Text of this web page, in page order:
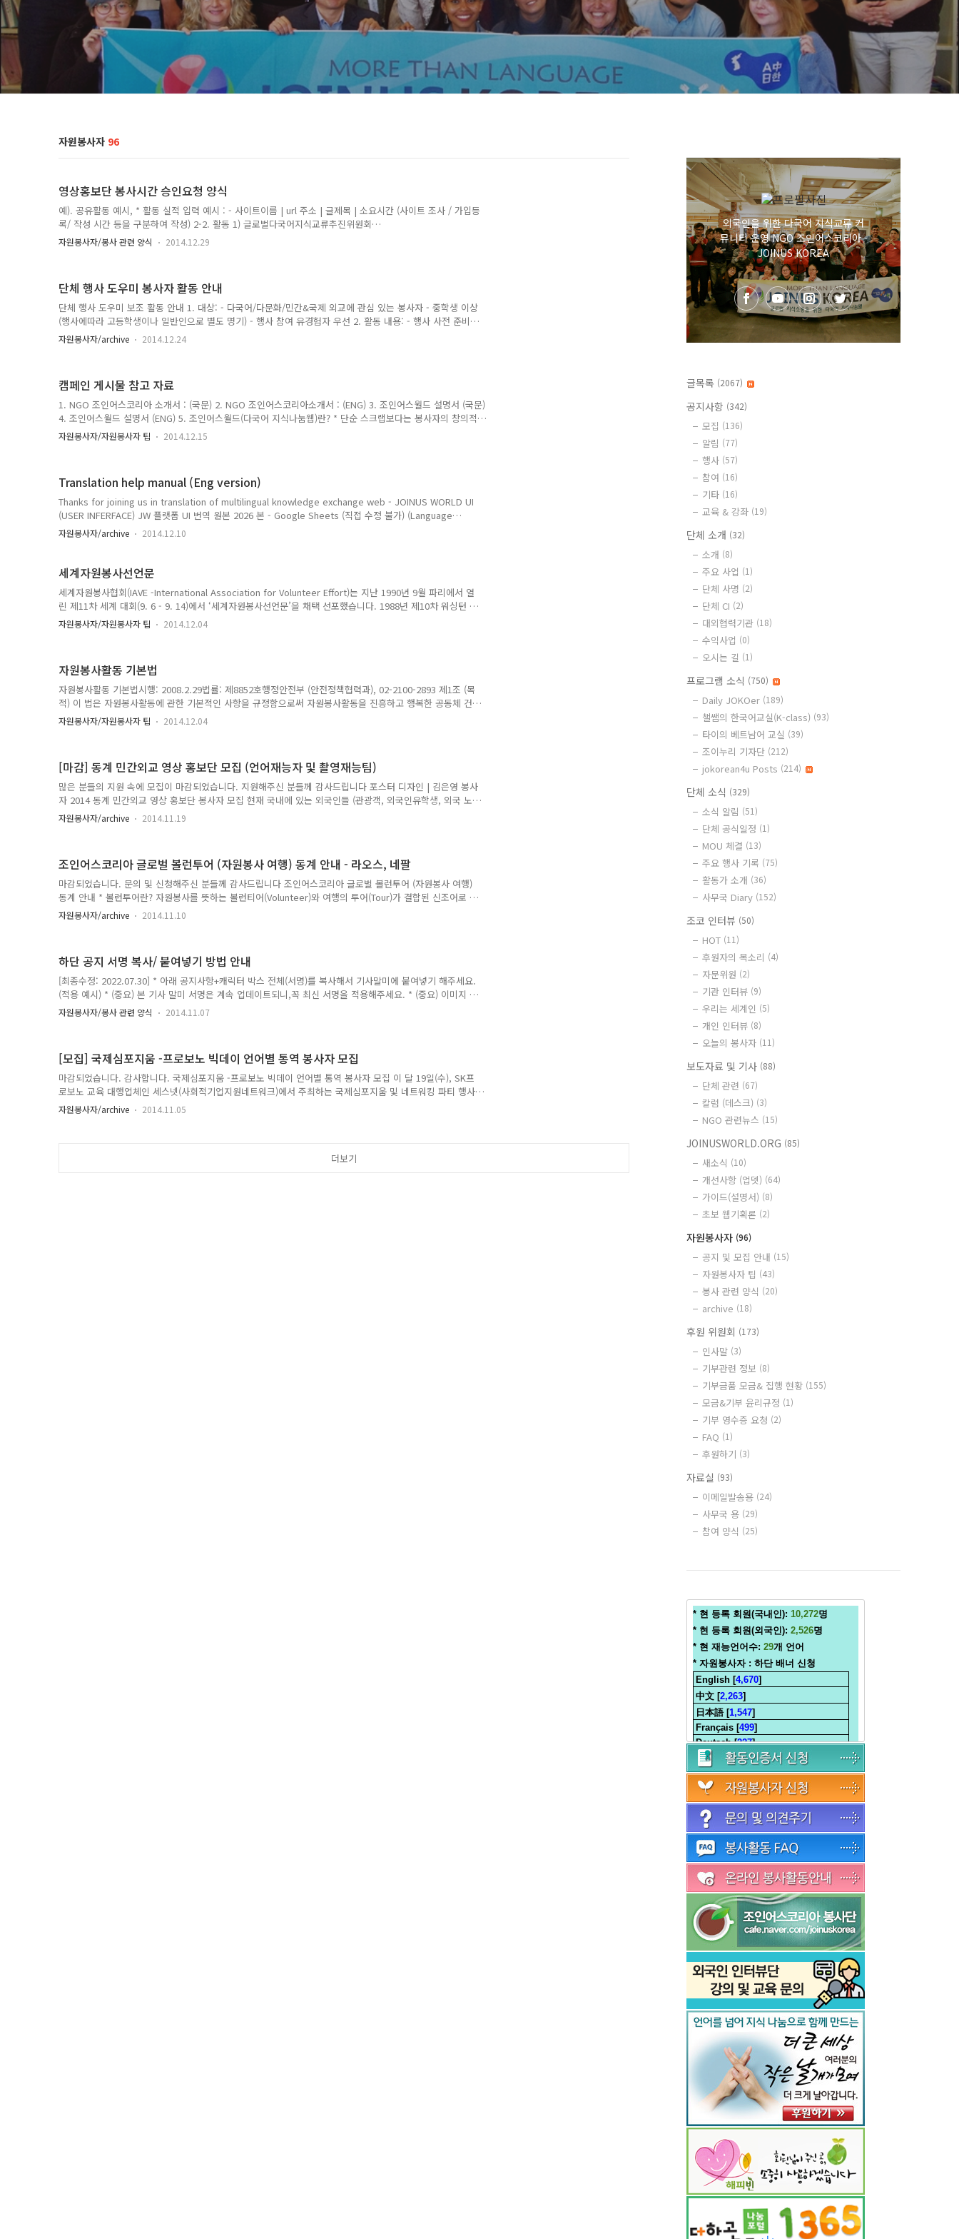
자원봉사자 96
영상홍보단 봉사시간 승인요청 양식
예). 공유활동 예시, * 활동 실적 입력 예시 : - 사이트이름 | url 주소 | 글제목 | 소요시간 (사이트 조사 / 가입등
록/ 작성 시간 등을 구분하여 작성) 2-2. 활동 1) 글로벌다국어지식교류추진위원회
https://www.facebook.com/groups/JOINUSWORLD.ORG/permalink/700268493342871/ [글로벌 지식
나눔 봉사]다국어 지식교류 웹 - 조인어스월드를 알립니다. (2:06분 = 사이트 검색 및 가입 등록 0:28+ 작성
자원봉사자/봉사 관련 양식 2014.12.29
단체 행사 도우미 봉사자 활동 안내
단체 행사 도우미 보조 활동 안내 1. 대상: - 다국어/다문화/민간&국제 외교에 관심 있는 봉사자 - 중학생 이상
(행사에따라 고등학생이나 일반인으로 별도 명기) - 행사 참여 유경험자 우선 2. 활동 내용: - 행사 사전 준비
및 사후 정리- 진행 안내 보조 - 행사 기록 : 사진 및 영상- 행사 후기 작성 등 3. 절차 1) 신청 방법: 행사별 별
도 신청공지 (1365 공지 기간과 관계없이 계속됩니다) * 등록자 대상으로 이메일 등 참여 공지가 발송됩니다.
xx..
자원봉사자/archive 2014.12.24
캠페인 게시물 참고 자료
1. NGO 조인어스코리아 소개서 : (국문) 2. NGO 조인어스코리아소개서 : (ENG) 3. 조인어스월드 설명서 (국문)
4. 조인어스월드 설명서 (ENG) 5. 조인어스월드(다국어 지식나눔웹)란? * 단순 스크랩보다는 봉사자의 창의적
인 컨텐츠로 재구성하여 외국인들에게 소개해주세요. * 외국인 관련 블로그/카페/그룹 (관련 검색 및 가입/ 공
유 + 게시물 작성)에 대해 봉사시간 인정됩니다. 1. 조인어스월드 소개 (영문 예시) Any questions about
자원봉사자/자원봉사자 팁 2014.12.15
Translation help manual (Eng version)
Thanks for joining us in translation of multilingual knowledge exchange web - JOINUS WORLD UI
(USER INFERFACE) JW 플랫폼 UI 번역 원본 2026 본 - Google Sheets (직접 수정 불가) (Language
code)no.korean (remark)original characterlanguage code1영어Englishen2중국어中文cn3일본어日本語ja4
프랑스어Françaisfr5독일어Deutschde6이탈리아어Italianoit7러시아어Русскийru8태국어ภาษาไทย (Thai)th9아
자원봉사자/archive 2014.12.10
세계자원봉사선언문
세계자원봉사협회(IAVE -International Association for Volunteer Effort)는 지난 1990년 9월 파리에서 열
린 제11차 세계 대회(9. 6 - 9. 14)에서 ‘세계자원봉사선언문’을 채택 선포했습니다. 1988년 제10차 워싱턴 세
계대회에서 발의하고 그 후 2년간 선언문 기초위원회를 구성하여 각국 대표들의 의견을 수렴하고 종합하여 서
문, 자원봉사 규칙, 선언 3개 부문으로 구성된 이 선언문은 자원봉사의 고귀한 정신을 바탕으로 자원봉사 권리
전 및 환경개..
자원봉사자/자원봉사자 팁 2014.12.04
자원봉사활동 기본법
자원봉사활동 기본법시행: 2008.2.29법률: 제8852호행정안전부 (안전정책협력과), 02-2100-2893 제1조 (목
적) 이 법은 자원봉사활동에 관한 기본적인 사항을 규정함으로써 자원봉사활동을 진흥하고 행복한 공동체 건
설에 기여함을 목적으로 한다.제2조 (기본방향) 자원봉사활동의 진흥을 위한 정책은 다음 사항을 기본방향으
로 하여야 한다.1. 자원봉사활동은 국민의 협동적인 참여능력을 높일 수 있는 방향으로 추진하여야 한다.2. 자
수 있도록 하여야 한다.4. 자원봉사활동의 진흥을 위한 정책은 민·..
자원봉사자/자원봉사자 팁 2014.12.04
[마감] 동계 민간외교 영상 홍보단 모집 (언어재능자 및 촬영재능팀)
많은 분들의 지원 속에 모집이 마감되었습니다. 지원해주신 분들께 감사드립니다 포스터 디자인 | 김은영 봉사
자 2014 동계 민간외교 영상 홍보단 봉사자 모집 현재 국내에 있는 외국인들 (관광객, 외국인유학생, 외국 노
동자, 결혼이주민자들)을 대상으로 조인어스코리아를 소개하고, 다국어지식나눔웹을 위한 홍보 및 응원 메세
지를 담을 홍보단 분들을 모집합니다. (주한대사 응원 영상) 1. 모집분야 : 팀별 (3~4인) 구성, 대학생 및 중/고
외국인회사/공단, 다문화 관련 기관(교사), ..
자원봉사자/archive 2014.11.19
조인어스코리아 글로벌 볼런투어 (자원봉사 여행) 동계 안내 - 라오스, 네팔
마감되었습니다. 문의 및 신청해주신 분들께 감사드립니다 조인어스코리아 글로벌 볼런투어 (자원봉사 여행)
동계 안내 * 볼런투어란? 자원봉사를 뜻하는 볼런티어(Volunteer)와 여행의 투어(Tour)가 결합된 신조어로 봉
사활동과 여행을 함께 즐기는 것 * 이번 볼런투어는 청소년의 국제개발협력(IDC; international
Development Cooperation)의 개념을 키우기 위한 일환으로 기획되었습니다. (국제개발협력: 개발원조를
수원국을 일방적으로 돕는 시혜적 관점보다는 ..
자원봉사자/archive 2014.11.10
하단 공지 서명 복사/ 붙여넣기 방법 안내
[최종수정: 2022.07.30] * 아래 공지사항+캐릭터 박스 전체(서명)를 복사해서 기사말미에 붙여넣기 해주세요.
(적용 예시) * (중요) 본 기사 말미 서명은 계속 업데이트되니,꼭 최신 서명을 적용해주세요. * (중요) 이미지 형
태가 아니며, 포함된 링크가 클릭되어야 함 복사 시, 불필요한 말이 잘못 붙여넣기 되지 않도록 주의! 해주시
기 바랍니다. 아이프레임 버튼에 붙여넣는게 아니라 본문에 그대로 복사/붙여넣기 합니다. (실선 안쪽으로 복
♡ 조인어스코리아는 국내 최대 2..
자원봉사자/봉사 관련 양식 2014.11.07
[모집] 국제심포지움 -프로보노 빅데이 언어별 통역 봉사자 모집
마감되었습니다. 감사합니다. 국제심포지움 -프로보노 빅데이 언어별 통역 봉사자 모집 이 달 19일(수), SK프
로보노 교육 대행업체인 세스넷(사회적기업지원네트워크)에서 주최하는 국제심포지움 및 네트워킹 파티 행사
가 있습니다. 행사일자: 11월 19일(수) 장소: 페럼타워 1. 워크샵(09:30~12:30) 2. 심포지움(14:00~17:50) 3. 네
트워킹파티 (18:30~21:30) 1번~3번 행사에 통역해주실 봉사자분을 모집합니다. (언어는 영어/일본어/중국어 1
자원봉사자/archive 2014.11.05
더보기
외국인을 위한 다국어 지식교류 커
뮤니티 운영 NGO 조인어스코리아 -
JOINUS KOREA
글목록 (2067)
공지사항 (342)
모집 (136)
알림 (77)
행사 (57)
참여 (16)
기타 (16)
교육 & 강좌 (19)
단체 소개 (32)
소개 (8)
주요 사업 (1)
단체 사명 (2)
단체 CI (2)
대외협력기관 (18)
수익사업 (0)
오시는 길 (1)
프로그램 소식 (750)
Daily JOKOer (189)
챌쌤의 한국어교실(K-class) (93)
타이의 베트남어 교실 (39)
조이누리 기자단 (212)
jokorean4u Posts (214)
단체 소식 (329)
소식 알림 (51)
단체 공식일정 (1)
MOU 체결 (13)
주요 행사 기록 (75)
활동가 소개 (36)
사무국 Diary (152)
조코 인터뷰 (50)
HOT (11)
후원자의 목소리 (4)
자문위원 (2)
기관 인터뷰 (9)
우리는 세계인 (5)
개인 인터뷰 (8)
오늘의 봉사자 (11)
보도자료 및 기사 (88)
단체 관련 (67)
칼럼 (데스크) (3)
NGO 관련뉴스 (15)
JOINUSWORLD.ORG (85)
새소식 (10)
개선사항 (업뎃) (64)
가이드(설명서) (8)
초보 웹기획론 (2)
자원봉사자 (96)
공지 및 모집 안내 (15)
자원봉사자 팁 (43)
봉사 관련 양식 (20)
archive (18)
후원 위원회 (173)
인사말 (3)
기부관련 정보 (8)
기부금품 모금& 집행 현황 (155)
모금&기부 윤리규정 (1)
기부 영수증 요청 (2)
FAQ (1)
후원하기 (3)
자료실 (93)
이메일발송용 (24)
사무국 용 (29)
참여 양식 (25)